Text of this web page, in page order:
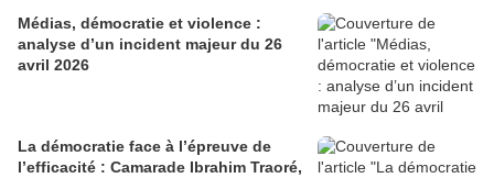
Médias, démocratie et violence :
analyse d’un incident majeur du 26
avril 2026
La démocratie face à l’épreuve de
l’efficacité : Camarade Ibrahim Traoré,